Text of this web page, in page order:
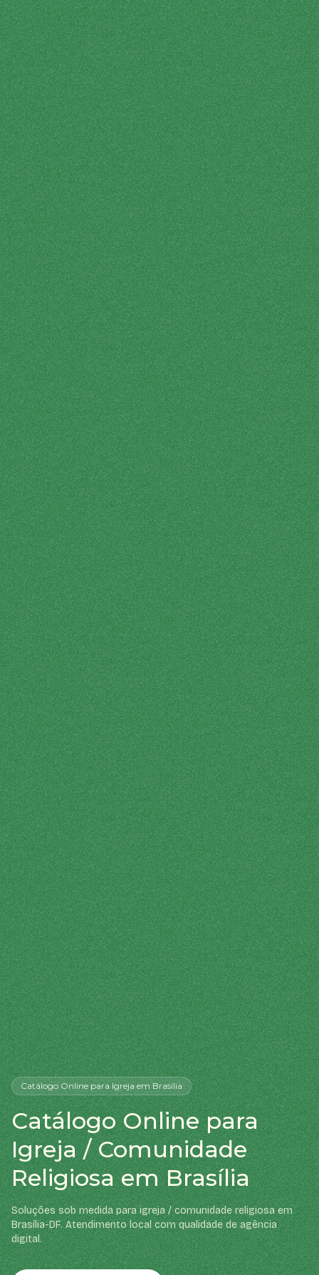
Catálogo Onlinepara Igrejaem Brasília
Catálogo Online para
Igreja / Comunidade
Religiosa em Brasília
Soluções sob medida para igreja / comunidade religiosa em
Brasília-DF. Atendimento local com qualidade de agência
digital.